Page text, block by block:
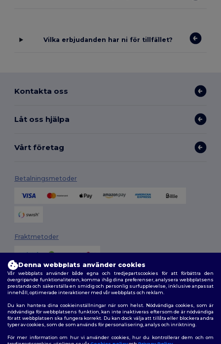
Vilka erbjudanden har ni för tillfället?
Kontakta oss
Låt oss hjälpa
Vårt företag
Betalningsmetoder
Fraktmetoder
Följ oss
Denna webbplats använder cookies
Vår webbplats använder både egna och tredjepartscookies för att förbättra den
övergripande funktionaliteten, komma ihåg dina preferenser, analysera webbplatsens
prestanda och säkerställa en smidig och personlig surfupplevelse, inklusive anpassat
innehåll, optimerade interaktioner med vår webbplats och reklam.
Du kan hantera dina cookieinställningar när som helst. Nödvändiga cookies, som är
nödvändiga för webbplatsens funktion, kan inte inaktiveras eftersom de är nödvändiga
för att webbplatsen ska fungera korrekt. Du kan dock välja att tillåta eller blockera andra
typer av cookies, som de som används för personalisering, analys och inriktning.
För mer information om hur vi använder cookies, hur du kontrollerar dem och om